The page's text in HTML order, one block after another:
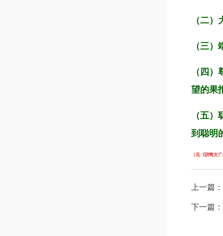
（二
（三
（四
望的果
（五
到聪明
（见《阴骘文
上一篇：
下一篇